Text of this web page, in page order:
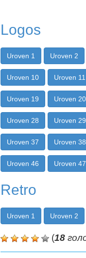
Logos
Uroven 1 Uroven 2
Uroven 10 Uroven 11
Uroven 19 Uroven 20
Uroven 28 Uroven 29
Uroven 37 Uroven 38
Uroven 46 Uroven 47
Retro
Uroven 1 Uroven 2
(18